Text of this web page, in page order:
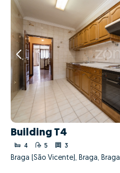
Building T4
4 5 3
Braga (São Vicente), Braga, Braga